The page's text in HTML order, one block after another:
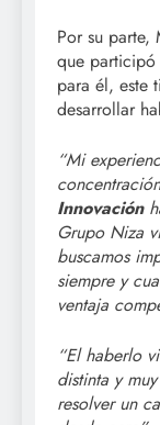
Por su parte,
que participó
para él, este
desarrollar
“Mi
Innovación
Grupo Niza
buscamos
siempre y
ventaja
“El haberlo
distinta y
resolver un